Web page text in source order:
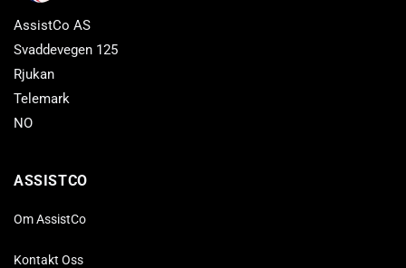
AssistCo AS
Svaddevegen 125
Rjukan
Telemark
NO
ASSISTCO
Om AssistCo
Kontakt Oss